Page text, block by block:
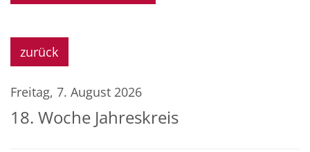
zurück
Freitag, 7. August 2026
18. Woche Jahreskreis